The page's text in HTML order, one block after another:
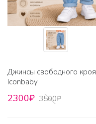
Джинсы свободного кроя
Iconbaby
2300₽ 3500₽